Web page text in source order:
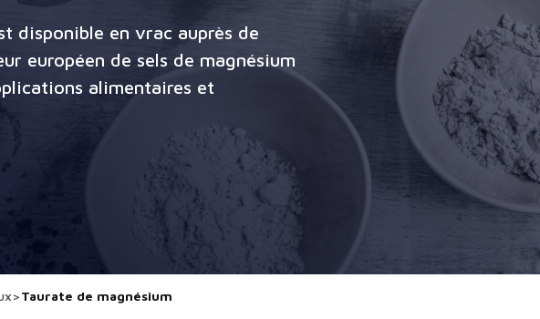
disponible en vrac auprès de
européen de sels de magnésium
alimentaires et
>Taurate de magnésium